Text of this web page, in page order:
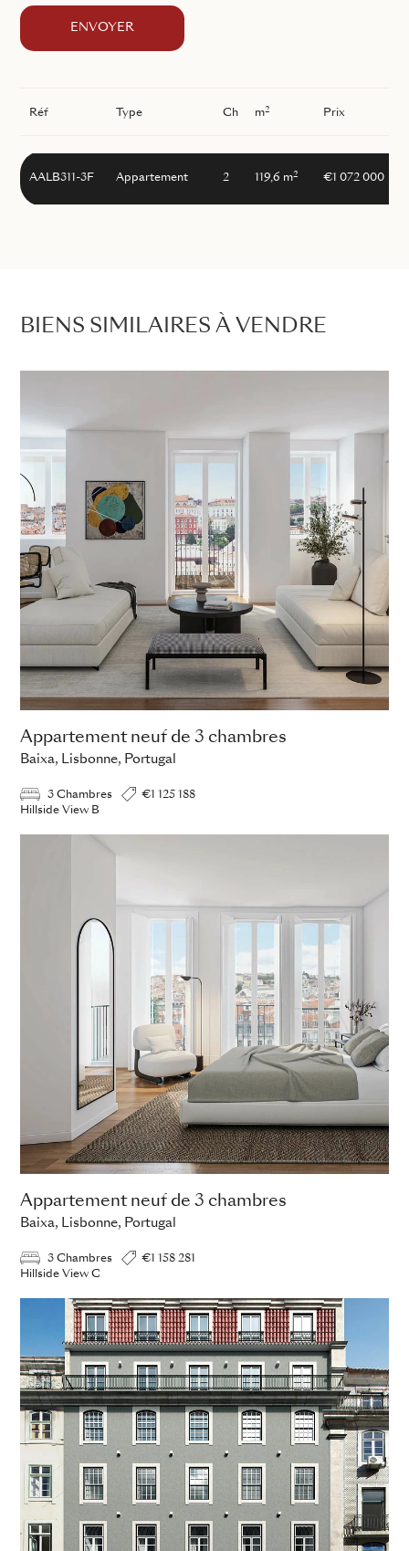
ENVOYER
Réf Type Ch m2 Prix
AALB311-3F Appartement 2 119,6 m2 €1 072 000
BIENS SIMILAIRES À VENDRE
Appartement neuf de 3 chambres
Baixa, Lisbonne, Portugal
3 Chambres
€1 125 188
Hillside View B
Appartement neuf de 3 chambres
Baixa, Lisbonne, Portugal
3 Chambres
€1 158 281
Hillside View C